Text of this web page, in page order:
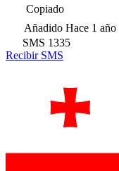
Copiado
Añadido Hace 1 año
SMS 1335
Recibir SMS